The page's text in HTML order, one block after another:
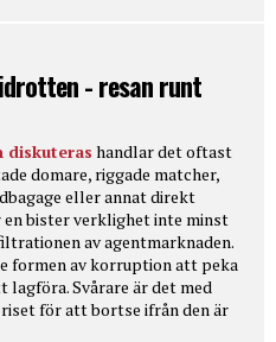
- resan runt
handlar det oftast
domare, riggade matcher,
eller annat direkt
bister verklighet inte minst
av agentmarknaden.
formen av korruption att peka
Svårare är det med
för att bortse ifrån den är